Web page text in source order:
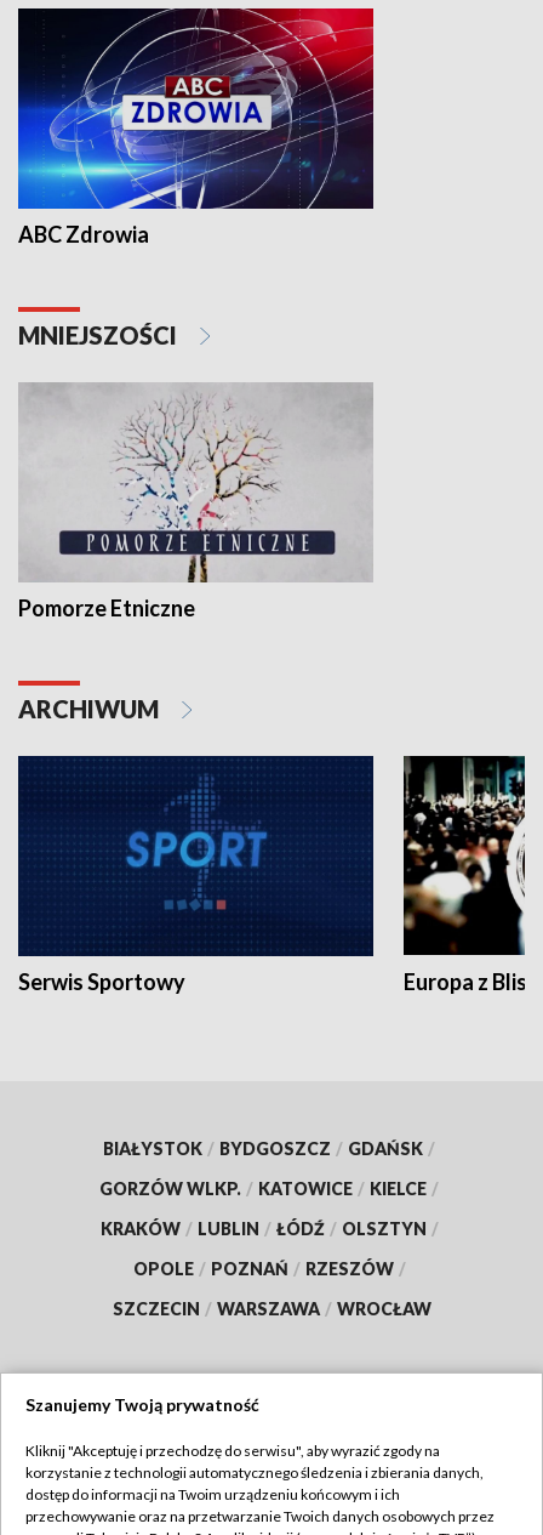
ABC Zdrowia
MNIEJSZOŚCI
Pomorze Etniczne
ARCHIWUM
Serwis Sportowy Europa z
BIAŁYSTOK / BYDGOSZCZ / GDAŃSK /
GORZÓW WLKP. / KATOWICE / KIELCE /
KRAKÓW / LUBLIN / ŁÓDŹ / OLSZTYN /
OPOLE / POZNAŃ / RZESZÓW /
SZCZECIN / WARSZAWA / WROCŁAW
TVP
Abonament TVP
Regulamin TVP
Szanujemy Twoją prywatność
Kliknij "Akceptuję i przechodzę do serwisu", aby wyrazić zgody na
korzystanie z technologii automatycznego śledzenia i zbierania danych,
dostęp do informacji na Twoim urządzeniu końcowym i ich
przechowywanie oraz na przetwarzanie Twoich danych osobowych przez